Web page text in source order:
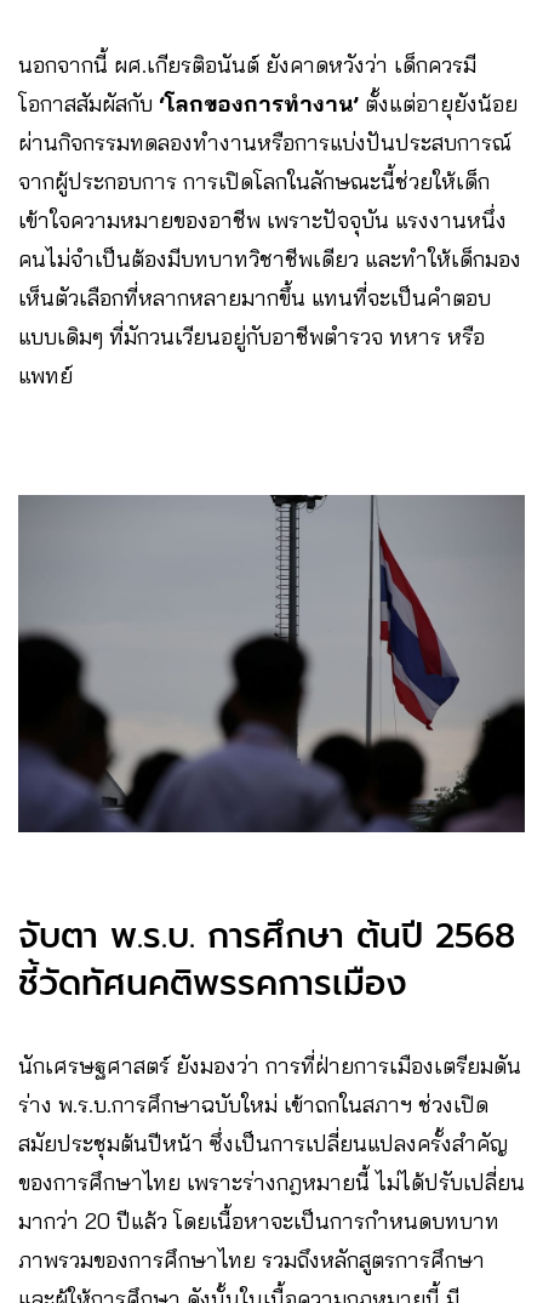
นอกจากนี้ ผศ.เกียรติอนันต์ ยังคาดหวังว่า เด็กควรมี
โอกาสสัมผัสกับ ‘โลกของการทำงาน’ ตั้งแต่อายุยังน้อย
ผ่านกิจกรรมทดลองทำงานหรือการแบ่งปันประสบการณ์
จากผู้ประกอบการ การเปิดโลกในลักษณะนี้ช่วยให้เด็ก
เข้าใจความหมายของอาชีพ เพราะปัจจุบัน แรงงานหนึ่ง
คนไม่จำเป็นต้องมีบทบาทวิชาชีพเดียว และทำให้เด็กมอง
เห็นตัวเลือกที่หลากหลายมากขึ้น แทนที่จะเป็นคำตอบ
แบบเดิมๆ ที่มักวนเวียนอยู่กับอาชีพตำรวจ ทหาร หรือ
แพทย์
จับตา พ.ร.บ. การศึกษา ต้นปี 2568
ชี้วัดทัศนคติพรรคการเมือง
นักเศรษฐศาสตร์ ยังมองว่า การที่ฝ่ายการเมืองเตรียมดัน
ร่าง พ.ร.บ.การศึกษาฉบับใหม่ เข้าถกในสภาฯ ช่วงเปิด
สมัยประชุมต้นปีหน้า ซึ่งเป็นการเปลี่ยนแปลงครั้งสำคัญ
ของการศึกษาไทย เพราะร่างกฎหมายนี้ ไม่ได้ปรับเปลี่ยน
มากว่า 20 ปีแล้ว โดยเนื้อหาจะเป็นการกำหนดบทบาท
ภาพรวมของการศึกษาไทย รวมถึงหลักสูตรการศึกษา